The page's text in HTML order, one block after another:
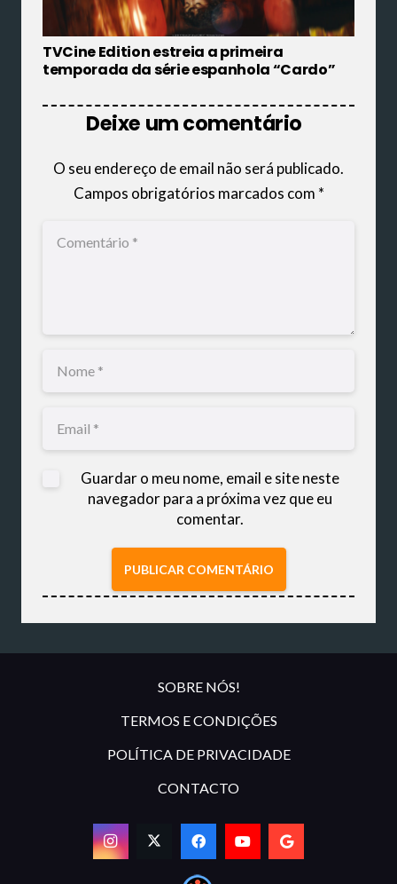
TVCine Edition estreia a primeira
temporada da série espanhola “Cardo”
Deixe um comentário
O seu endereço de email não será publicado.
Campos obrigatórios marcados com *
Guardar o meu nome, email e site neste
navegador para a próxima vez que eu
comentar.
PUBLICAR COMENTÁRIO
SOBRE NÓS!
TERMOS E CONDIÇÕES
POLÍTICA DE PRIVACIDADE
CONTACTO